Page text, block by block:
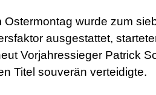
Ostermontag wurde zum
ausgestattet,
Vorjahressieger Patrick
Titel souverän verteidigte.